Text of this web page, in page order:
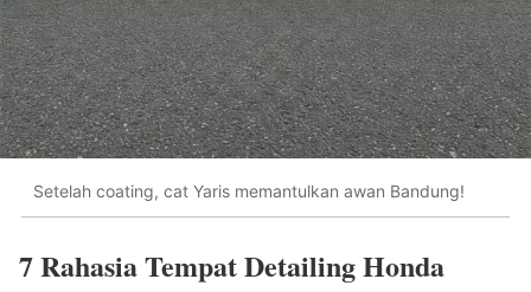
Setelah coating, cat Yaris memantulkan awan Bandung!
7 Rahasia Tempat Detailing Honda